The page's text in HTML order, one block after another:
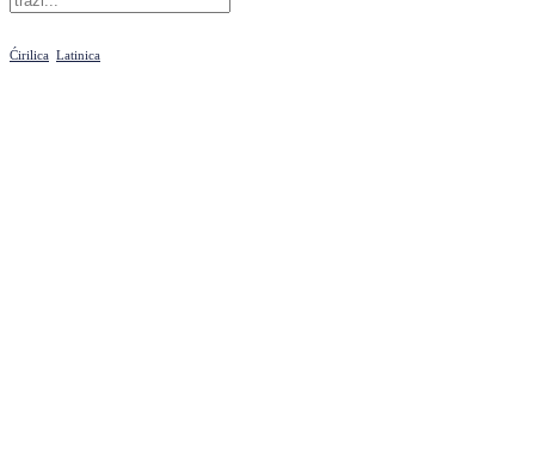
Ćirilica Latinica